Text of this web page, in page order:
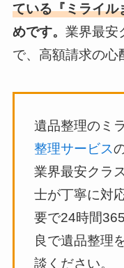
ている『ミライル
めです。 業界最安
で、高額請求の心
遺品整理のミ
整理サービス
業界最安クラ
士が丁寧に対
要で24時間
良で遺品整理
談ください。